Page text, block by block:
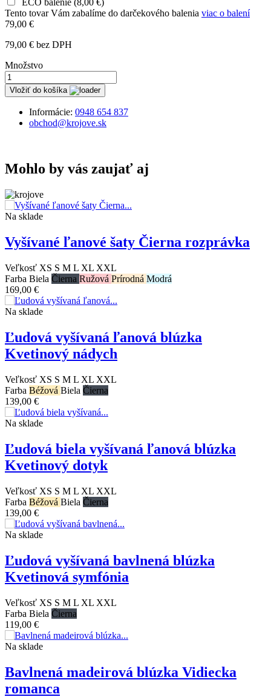
Tento tovar Vám zabalíme do darčekového balenia viac o balení
79,00 €
79,00 € bez DPH
Množstvo
Vložiť do košíka
Informácie: 0948 654 837
obchod@krojove.sk
Mohlo by vás zaujať aj
Na sklade
Vyšívané ľanové šaty Čierna rozprávka
Veľkosť XS S M L XL XXL
Farba Biela Čierna Ružová Prírodná Modrá
169,00 €
Na sklade
Ľudová vyšívaná ľanová blúzka
Kvetinový nádych
Veľkosť XS S M L XL XXL
Farba Béžová Biela Čierna
139,00 €
Na sklade
Ľudová biela vyšívaná ľanová blúzka
Kvetinový dotyk
Veľkosť XS S M L XL XXL
Farba Béžová Biela Čierna
139,00 €
Na sklade
Ľudová vyšívaná bavlnená blúzka
Kvetinová symfónia
Veľkosť XS S M L XL XXL
Farba Biela Čierna
119,00 €
Na sklade
Bavlnená madeirová blúzka Vidiecka
romanca